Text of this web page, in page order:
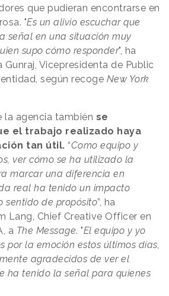
que pudieran encontrarse en
"Es un alivio escuchar que
señal en una situación muy
supo cómo responder", ha
Vicepresidenta de Public
según recoge New York
la agencia también se
el trabajo realizado haya
tan útil. “Como equipo y
ver cómo se ha utilizado la
marcar una diferencia en
real ha tenido un impacto
sentido de propósito”, ha
Lang, Chief Creative Officer en
a The Message. "El equipo y yo
por la emoción estos últimos días,
agradecidos de ver el
ha tenido la señal para quienes